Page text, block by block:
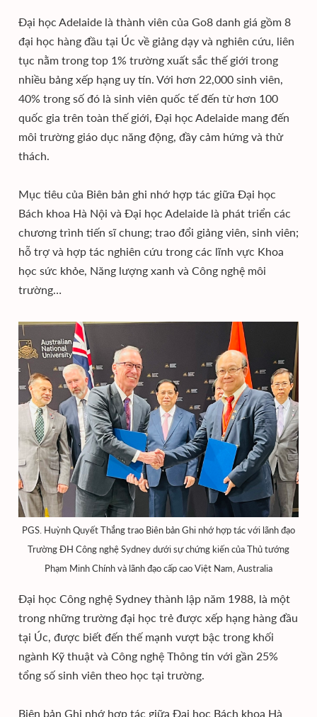
Đại học Adelaide là thành viên của Go8 danh giá gồm 8
đại học hàng đầu tại Úc về giảng dạy và nghiên cứu, liên
tục nằm trong top 1% trường xuất sắc thế giới trong
nhiều bảng xếp hạng uy tín. Với hơn 22,000 sinh viên,
40% trong số đó là sinh viên quốc tế đến từ hơn 100
quốc gia trên toàn thế giới, Đại học Adelaide mang đến
môi trường giáo dục năng động, đầy cảm hứng và thử
thách.
Mục tiêu của Biên bản ghi nhớ hợp tác giữa Đại học
Bách khoa Hà Nội và Đại học Adelaide là phát triển các
chương trình tiến sĩ chung; trao đổi giảng viên, sinh viên;
hỗ trợ và hợp tác nghiên cứu trong các lĩnh vực Khoa
học sức khỏe, Năng lượng xanh và Công nghệ môi
trường…
PGS. Huỳnh Quyết Thắng trao Biên bản Ghi nhớ hợp tác với lãnh đạo
Trường ĐH Công nghệ Sydney dưới sự chứng kiến của Thủ tướng
Phạm Minh Chính và lãnh đạo cấp cao Việt Nam, Australia
Đại học Công nghệ Sydney thành lập năm 1988, là một
trong những trường đại học trẻ được xếp hạng hàng đầu
tại Úc, được biết đến thế mạnh vượt bậc trong khối
ngành Kỹ thuật và Công nghệ Thông tin với gần 25%
tổng số sinh viên theo học tại trường.
Biên bản Ghi nhớ hợp tác giữa Đại học Bách khoa Hà